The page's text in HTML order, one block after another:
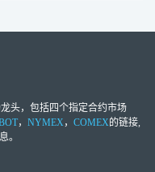
头，包括四个指定合约市场
， NYMEX ， COMEX的链接,
。